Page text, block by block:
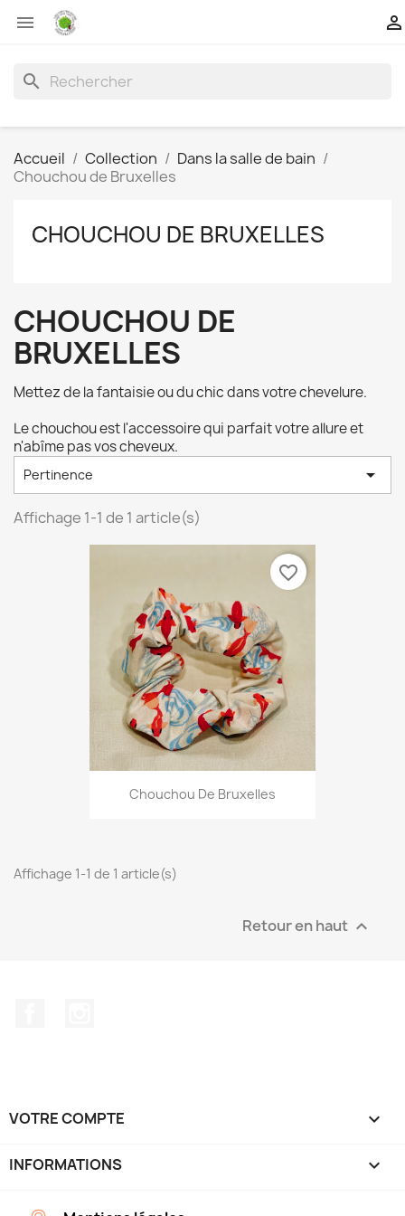
 
search
Accueil Collection
Dans la salle de bain
Chouchou de Bruxelles
CHOUCHOU DE BRUXELLES
CHOUCHOU DE
BRUXELLES
Mettez de la fantaisie ou du chic dans votre chevelure.
Le chouchou est l'accessoire qui parfait votre allure et
n'abîme pas vos cheveux.
Pertinence 
Affichage 1-1 de 1 article(s)
Chouchou De Bruxelles
favorite_border
Affichage 1-1 de 1 article(s)
Retour en haut 
VOTRE COMPTE 
INFORMATIONS keyboard_arrow_down